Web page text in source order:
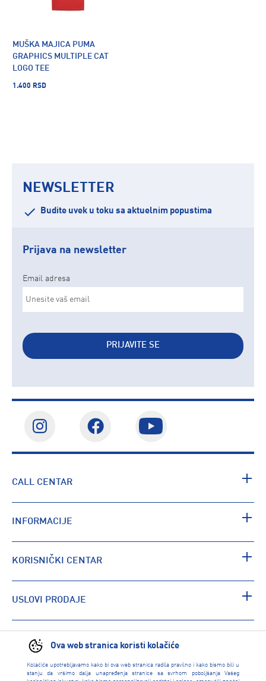
Ova web stranica koristi kolačiće
Kolačiće upotrebljavamo kako bi ova web stranica radila pravilno i kako bismo bili u
stanju da vršimo dalja unapređenja stranice sa svrhom poboljšanja Vašeg
MUŠKA MAJICA PUMA
GRAPHICS MULTIPLE CAT
LOGO TEE
1.400 RSD
NEWSLETTER
Budite uvek u toku sa aktuelnim popustima
Prijava na newsletter
Email adresa
PRIJAVITE SE
CALL CENTAR
INFORMACIJE
KORISNIČKI CENTAR
USLOVI PRODAJE
PRONAĐI RADNJU